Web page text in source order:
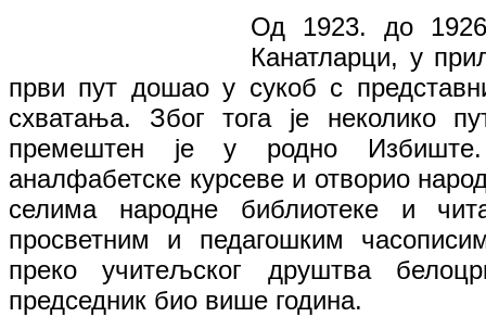
Од 1923. до
Канатларци, у
први пут дошао у сукоб с
схватања. Због тога је неколико
премештен је у родно
аналфабетске курсеве и отворио
селима народне библиотеке и
просветним и педагошким
преко учитељског друштва
председник био више година.